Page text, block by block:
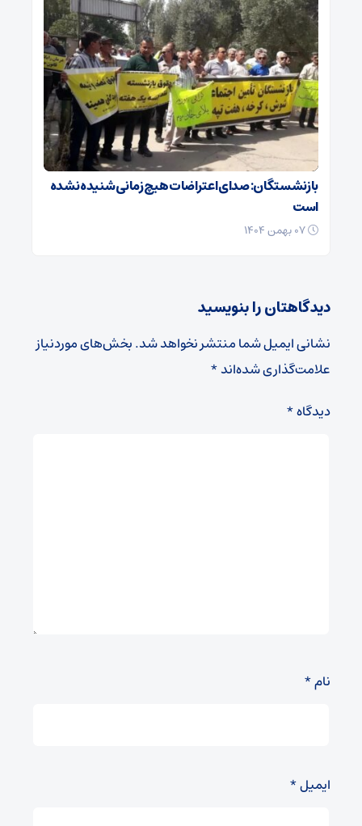
بازنشستگان: صدای اعتراضات هیچ زمانی شنیده نشده
است
دیدگاهتان را بنویسید
نشانی ایمیل شما منتشر نخواهد شد.بخش‌های موردنیاز
علامت‌گذاری شده‌اند*
دیدگاه*
نام*
ایمیل*